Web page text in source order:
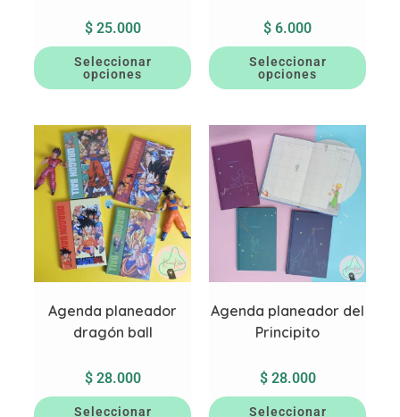
$25.000
Seleccionar
opciones
$ 6.000
Seleccionar
opciones
Agenda planeador
dragón ball
$28.000
Seleccionar
Agenda planeador del
Principito
$28.000
Seleccionar